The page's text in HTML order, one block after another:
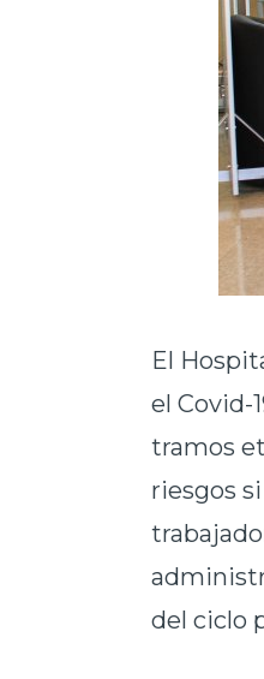
El
el Covid-
tramos
riesgos
del ciclo